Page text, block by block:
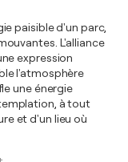
paisible d'un parc,
L'alliance
expression
l'atmosphère
une énergie
à tout
et d'un lieu où